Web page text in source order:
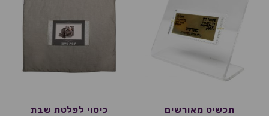
תכשיט מאורשים כיסוי לפלטת שבת